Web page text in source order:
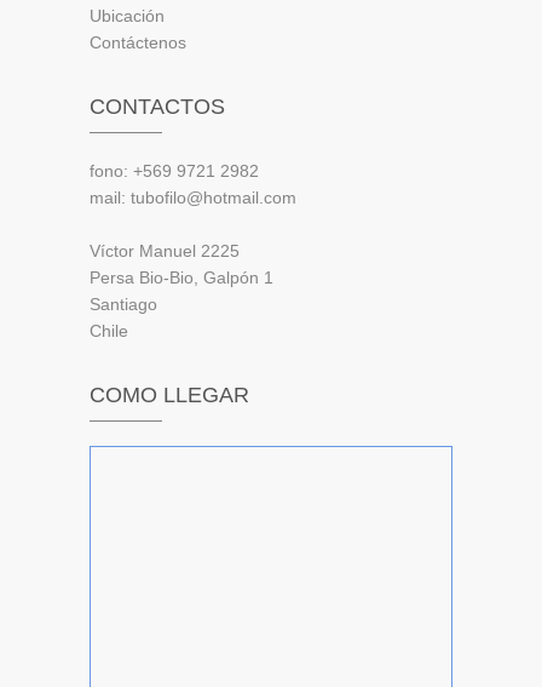
Ubicación
Contáctenos
CONTACTOS
fono: +569 9721 2982
mail: tubofilo@hotmail.com
Víctor Manuel 2225
Persa Bio-Bio, Galpón 1
Santiago
Chile
COMO LLEGAR